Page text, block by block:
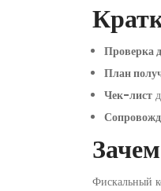
Проверка
План
Чек-лист
Фискальный